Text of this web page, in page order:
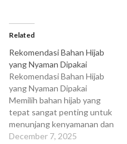
Related
Rekomendasi Bahan Hijab
yang Nyaman Dipakai
Rekomendasi Bahan Hijab
yang Nyaman Dipakai
Memilih bahan hijab yang
tepat sangat penting untuk
menunjang kenyamanan dan
tampilan sehari-hari. Setiap
December 7, 2025